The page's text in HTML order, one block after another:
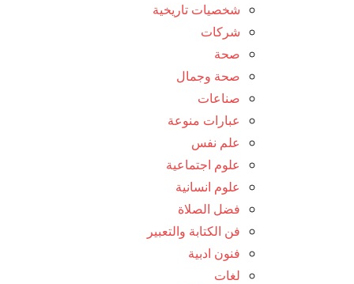
شخصيات تاريخية
شركات
صحة
صحة وجمال
صناعات
عبارات منوعة
علم نفس
علوم اجتماعية
علوم انسانية
فضل الصلاة
فن الكتابة والتعبير
فنون ادبية
لغات